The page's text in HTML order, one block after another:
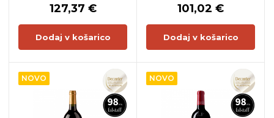
127,37 €
Dodaj v košarico
101,02 €
Dodaj v košarico
NOVO NOVO